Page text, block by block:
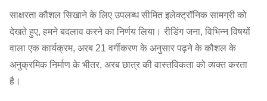
साक्षरता कौशल सिखाने के लिए उपलब्ध सीमित इलेक्ट्रॉनिक सामग्री को
देखते हुए, हमने बदलाव करने का निर्णय लिया। रीडिंग जना, विभिन्न विषयों
वाला एक कार्यक्रम, अरब 21 वर्गीकरण के अनुसार पढ़ने के कौशल के
अनुक्रमिक निर्माण के भीतर, अरब छात्र की वास्तविकता को व्यक्त करता
है।